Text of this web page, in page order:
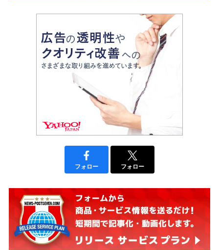
フォロー フォロー